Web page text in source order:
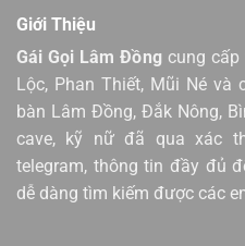
Giới Thiệu
Gái Gọi Lâm Đồng cung
Lộc, Phan Thiết, Mũi Né và
bàn Lâm Đồng, Đắk Nông,
cave, kỹ nữ đã qua xác
telegram, thông tin đầy đủ
dễ dàng tìm kiếm được các